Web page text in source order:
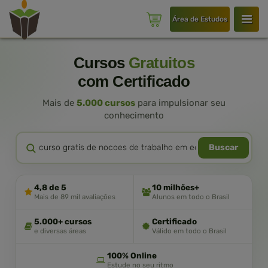
Área de Estudos
Cursos Gratuitos
com Certificado
Mais de 5.000 cursos para impulsionar seu
conhecimento
Buscar
4,8 de 5
Mais de 89 mil avaliações
10 milhões+
Alunos em todo o Brasil
5.000+ cursos
e diversas áreas
Certificado
Válido em todo o Brasil
100% Online
Estude no seu ritmo